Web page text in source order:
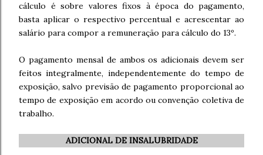
cálculo é sobre valores fixos à época do pagamento,
basta aplicar o respectivo percentual e acrescentar ao
salário para compor a remuneração para cálculo do 13º.
O pagamento mensal de ambos os adicionais devem ser
feitos integralmente, independentemente do tempo de
exposição, salvo previsão de pagamento proporcional ao
tempo de exposição em acordo ou convenção coletiva de
trabalho.
ADICIONAL DE INSALUBRIDADE